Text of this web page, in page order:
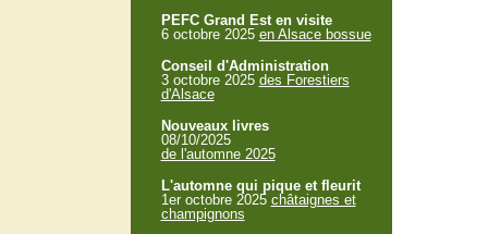
PEFC Grand Est en visite
6 octobre 2025 en Alsace bossue
Conseil d'Administration
3 octobre 2025 des Forestiers
d'Alsace
Nouveaux livres
08/10/2025
de l'automne 2025
L'automne qui pique et fleurit
1er octobre 2025 châtaignes et
champignons